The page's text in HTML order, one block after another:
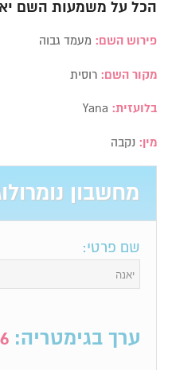
הכל על משמעות השם
פירוש השם: מעמד גבוה
מקור השם: רוסית
בלועזית:
מין: נקבה
מחשבון
שם פרטי:
ערך בגימטריה: